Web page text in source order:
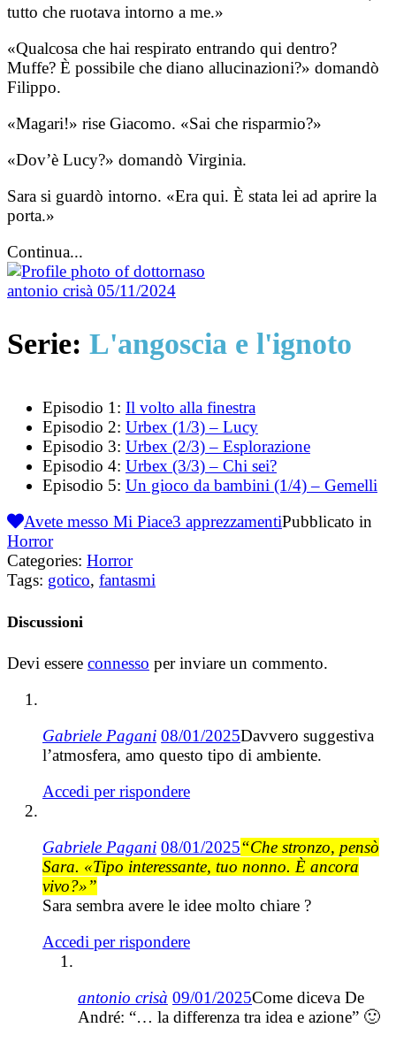
tutto che ruotava intorno a me.»
«Qualcosa che hai respirato entrando qui dentro?
Muffe? È possibile che diano allucinazioni?» domandò
Filippo.
«Magari!» rise Giacomo. «Sai che risparmio?»
«Dov’è Lucy?» domandò Virginia.
Sara si guardò intorno. «Era qui. È stata lei ad aprire la
porta.»
Continua...
antonio crisà 05/11/2024
Serie: L'angoscia e l'ignoto
Episodio 1: Il volto alla finestra
Episodio 2: Urbex (1/3) – Lucy
Episodio 3: Urbex (2/3) – Esplorazione
Episodio 4: Urbex (3/3) – Chi sei?
Episodio 5: Un gioco da bambini (1/4) – Gemelli
Avete messo Mi Piace3 apprezzamentiPubblicato in
Horror
Categories: Horror
Tags: gotico, fantasmi
Discussioni
Devi essere connesso per inviare un commento.
Gabriele Pagani 08/01/2025Davvero suggestiva
l’atmosfera, amo questo tipo di ambiente.
Accedi per rispondere
Gabriele Pagani 08/01/2025“Che stronzo, pensò
Sara. «Tipo interessante, tuo nonno. È ancora
vivo?»”
Sara sembra avere le idee molto chiare ?
Accedi per rispondere
antonio crisà 09/01/2025Come diceva De
André: “… la differenza tra idea e azione” 🙂